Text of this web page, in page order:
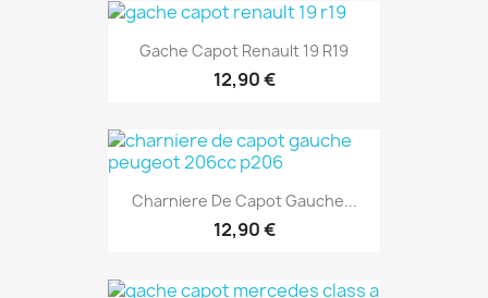
Gache Capot Renault 19 R19
12,90 €
Charniere De Capot Gauche...
12,90 €